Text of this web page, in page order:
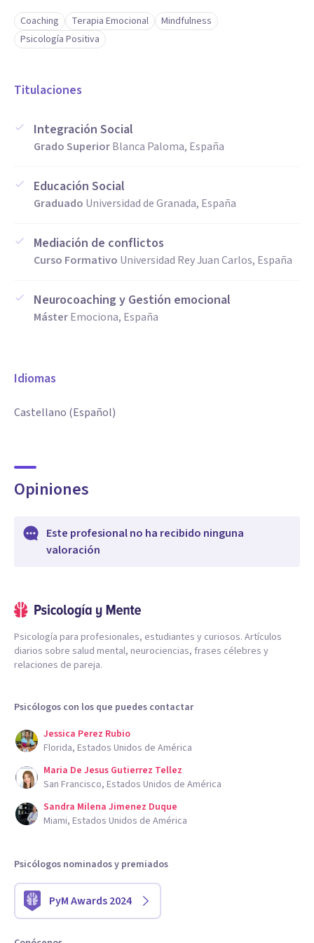
Coaching Terapia Emocional
Mindfulness
Psicología Positiva
Titulaciones
Integración Social
Grado SuperiorBlanca Paloma, España
Educación Social
Graduado Universidad de Granada, España
Mediación de conflictos
Curso Formativo Universidad Rey Juan Carlos, España
Neurocoaching y Gestión emocional
MásterEmociona, España
Idiomas
Castellano (Español)
Opiniones
Este profesional no ha recibido ninguna
valoración
Psicología para profesionales, estudiantes y curiosos. Artículos
diarios sobre salud mental, neurociencias, frases célebres y
relaciones de pareja.
Psicólogos con los que puedes contactar
Jessica Perez Rubio
Florida, Estados Unidos de América
Maria De Jesus Gutierrez Tellez
San Francisco, Estados Unidos de América
Sandra Milena Jimenez Duque
Miami, Estados Unidos de América
Psicólogos nominados y premiados
PyM Awards 2024